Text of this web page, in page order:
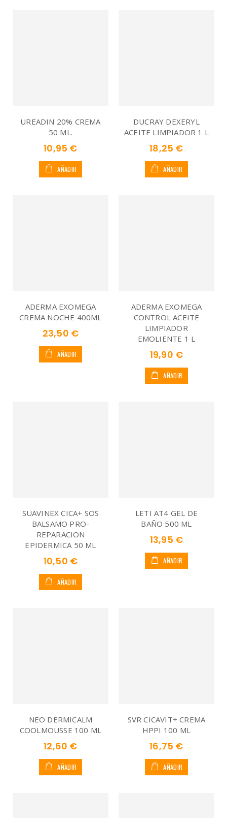
UREADIN 20% CREMA
50 ML.
10,95 €
AÑADIR
DUCRAY DEXERYL
ACEITE LIMPIADOR 1 L
18,25 €
AÑADIR
ADERMA EXOMEGA
CREMA NOCHE 400ML
23,50 €
AÑADIR
ADERMA EXOMEGA
CONTROL ACEITE
LIMPIADOR
EMOLIENTE 1 L
19,90 €
AÑADIR
SUAVINEX CICA+ SOS
BALSAMO PRO-
REPARACION
EPIDERMICA 50 ML
10,50 €
AÑADIR
LETI AT4 GEL DE
BAÑO 500 ML
13,95 €
AÑADIR
NEO DERMICALM
COOLMOUSSE 100 ML
12,60 €
AÑADIR
SVR CICAVIT+ CREMA
HPPI 100 ML
16,75 €
AÑADIR